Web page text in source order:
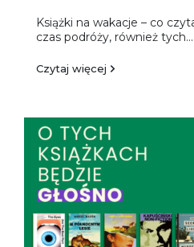
Książki na wakacje – co
czas podróży, również tych...
Czytaj więcej